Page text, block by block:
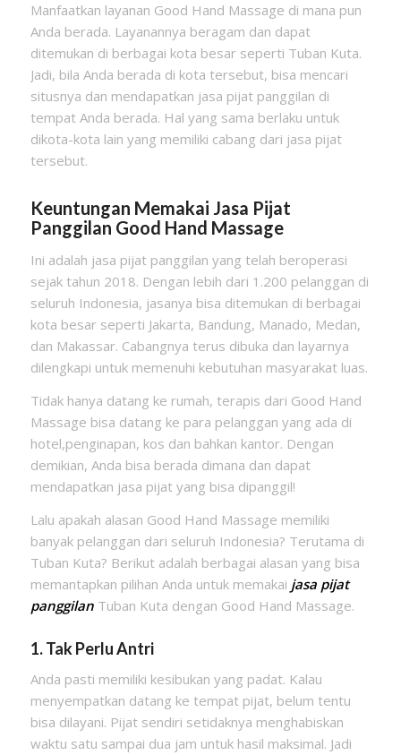
Manfaatkan layanan Good Hand Massage di mana pun
Anda berada. Layanannya beragam dan dapat
ditemukan di berbagai kota besar seperti Tuban Kuta.
Jadi, bila Anda berada di kota tersebut, bisa mencari
situsnya dan mendapatkan jasa pijat panggilan di
tempat Anda berada. Hal yang sama berlaku untuk
dikota-kota lain yang memiliki cabang dari jasa pijat
tersebut.
Keuntungan Memakai Jasa Pijat
Panggilan Good Hand Massage
Ini adalah jasa pijat panggilan yang telah beroperasi
sejak tahun 2018. Dengan lebih dari 1.200 pelanggan di
seluruh Indonesia, jasanya bisa ditemukan di berbagai
kota besar seperti Jakarta, Bandung, Manado, Medan,
dan Makassar. Cabangnya terus dibuka dan layarnya
dilengkapi untuk memenuhi kebutuhan masyarakat luas.
Tidak hanya datang ke rumah, terapis dari Good Hand
Massage bisa datang ke para pelanggan yang ada di
hotel,penginapan, kos dan bahkan kantor. Dengan
demikian, Anda bisa berada dimana dan dapat
mendapatkan jasa pijat yang bisa dipanggil!
Lalu apakah alasan Good Hand Massage memiliki
banyak pelanggan dari seluruh Indonesia? Terutama di
Tuban Kuta? Berikut adalah berbagai alasan yang bisa
memantapkan pilihan Anda untuk memakai jasa pijat
panggilan Tuban Kuta dengan Good Hand Massage.
1. Tak Perlu Antri
Anda pasti memiliki kesibukan yang padat. Kalau
menyempatkan datang ke tempat pijat, belum tentu
bisa dilayani. Pijat sendiri setidaknya menghabiskan
waktu satu sampai dua jam untuk hasil maksimal. Jadi